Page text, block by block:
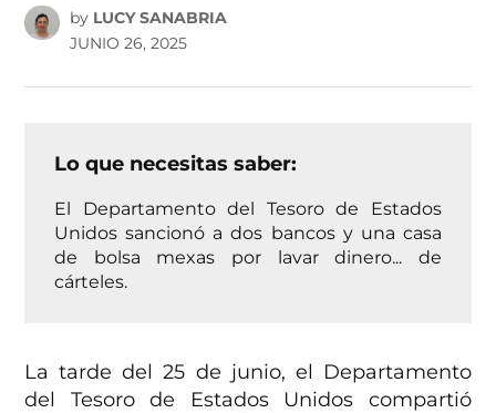
by LUCY SANABRIA
JUNIO 26, 2025
Lo que necesitas saber:
El Departamento del Tesoro de Estados
Unidos sancionó a dos bancos y una casa
de bolsa mexas por lavar dinero... de
cárteles.
La tarde del 25 de junio, el Departamento
del Tesoro de Estados Unidos compartió